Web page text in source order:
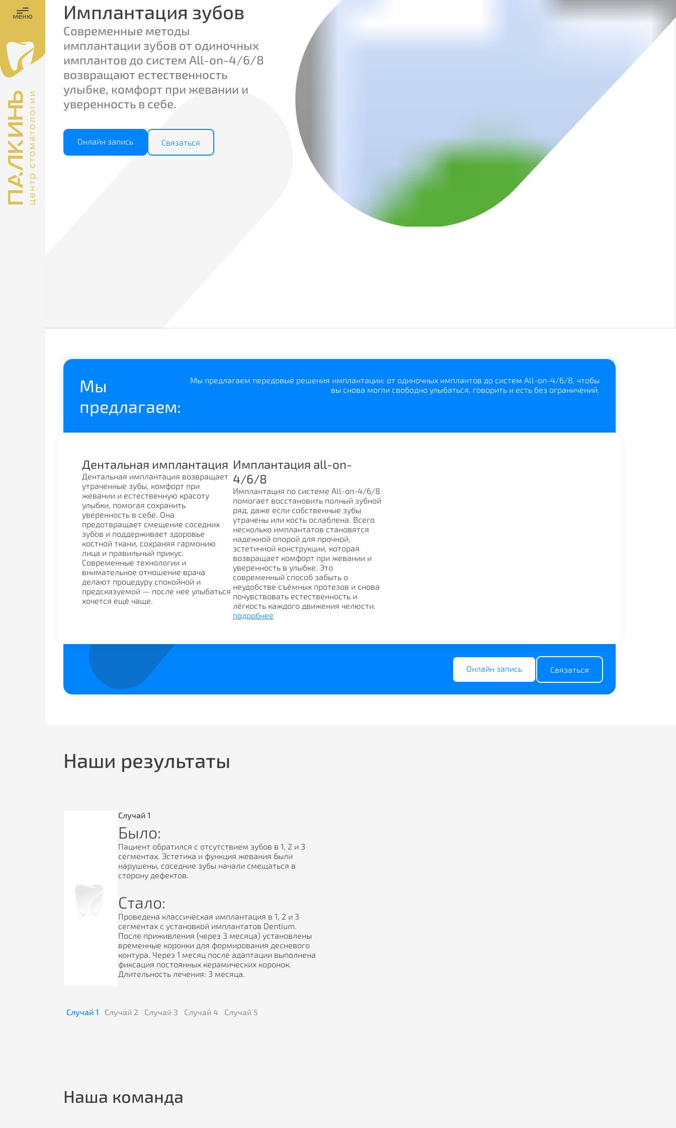
меню Имплантация зубов
Современные методы
имплантации зубов от одиночных
имплантов до систем All-on-4/6/8
возвращают естественность
улыбке, комфорт при жевании и
уверенность в себе.
Онлайн запись Связаться
Мы
предлагаем:
Мы предлагаем передовые решения имплантации: от одиночных имплантов до систем All-on-4/6/8, чтобы
вы снова могли свободно улыбаться, говорить и есть без ограничений.
Дентальная имплантация
Дентальная имплантация возвращает
утраченные зубы, комфорт при
жевании и естественную красоту
улыбки, помогая сохранить
уверенность в себе. Она
предотвращает смещение соседних
зубов и поддерживает здоровье
костной ткани, сохраняя гармонию
лица и правильный прикус.
Современные технологии и
внимательное отношение врача
делают процедуру спокойной и
предсказуемой — после неё улыбаться
хочется ещё чаще.
Имплантация all-on-
4/6/8
Имплантация по системе All-on-4/6/8
помогает восстановить полный зубной
ряд, даже если собственные зубы
утрачены или кость ослаблена. Всего
несколько имплантатов становятся
надежной опорой для прочной,
эстетичной конструкции, которая
возвращает комфорт при жевании и
уверенность в улыбке. Это
современный способ забыть о
неудобстве съёмных протезов и снова
почувствовать естественность и
лёгкость каждого движения челюсти.
подробнее
Онлайн запись Связаться
Наши результаты
Случай 1 Случай 2 Случай 3 Случай 4 Случай 5
Случай 1
Было:
Пациент обратился с отсутствием зубов в 1, 2 и 3
сегментах. Эстетика и функция жевания были
нарушены, соседние зубы начали смещаться в
сторону дефектов.
Стало:
Проведена классическая имплантация в 1, 2 и 3
сегментах с установкой имплантатов Dentium.
После приживления (через 3 месяца) установлены
временные коронки для формирования десневого
контура. Через 1 месяц после адаптации выполнена
фиксация постоянных керамических коронок.
Длительность лечения: 3 месяца.
Наша команда